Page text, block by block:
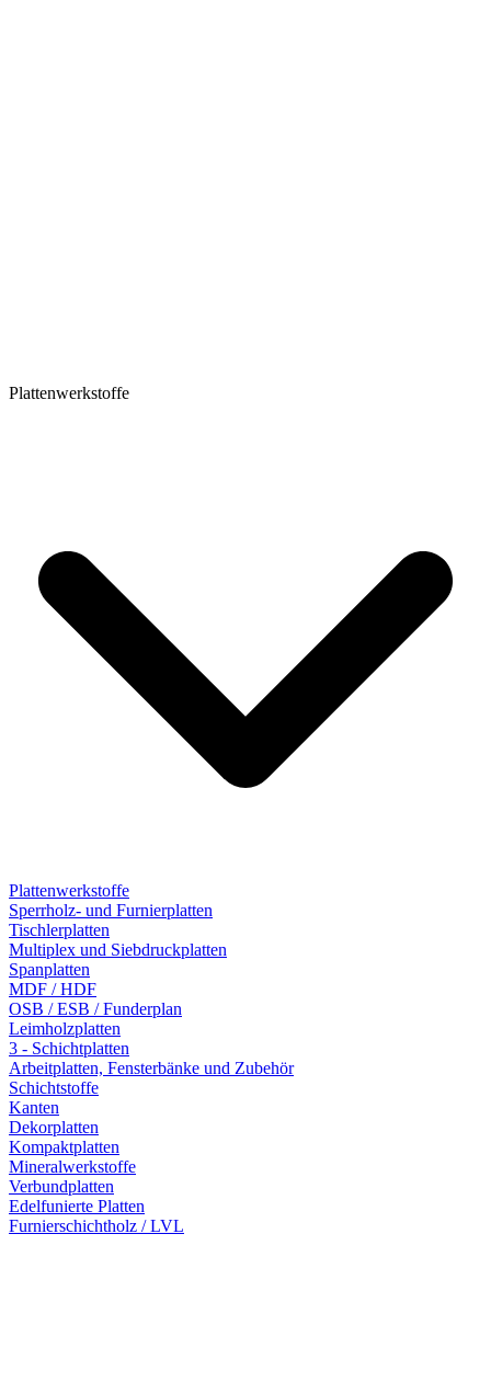
Plattenwerkstoffe
Plattenwerkstoffe
Sperrholz- und Furnierplatten
Tischlerplatten
Multiplex und Siebdruckplatten
Spanplatten
MDF / HDF
OSB / ESB / Funderplan
Leimholzplatten
3 - Schichtplatten
Arbeitplatten, Fensterbänke und Zubehör
Schichtstoffe
Kanten
Dekorplatten
Kompaktplatten
Mineralwerkstoffe
Verbundplatten
Edelfunierte Platten
Furnierschichtholz / LVL